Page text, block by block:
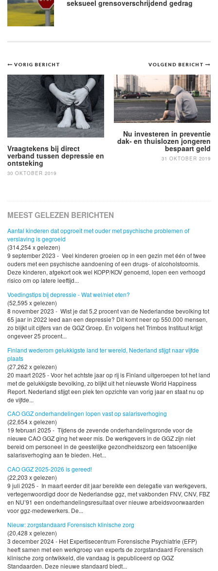
seksueel grensoverschrijdend gedrag
Bericht
navigatie
VOLGEND BERICHT
Nu investeren in preventie
dak- en thuislozen jongeren
bespaart geld
31 OKTOBER 2019
VORIG BERICHT
Vraagtekens bij direct
verband tussen depressie en
ontsteking
30 OKTOBER 2019
MEEST GELEZEN BERICHTEN
Aantal kinderen dat opgroeit met ouder met psychische problemen of
verslaving is gegroeid
(314,254 x gelezen)
9 september 2023 - Veel kinderen groeien op in een gezin met één of twee
ouders met een psychische aandoening of een drugs- of alcoholstoornis.
Deze kinderen, afgekort ook wel KOPP/KOV genoemd, lopen een verhoogd
risico om op latere leeftijd...
Voedingstips bij depressie - Wat wel/niet eten?
(52,595 x gelezen)
8 november 2023 - Wist je dat 5,2 procent van de Nederlandse bevolking tot
65 jaar in 2022 leed aan een depressie? Dit komt neer op 550.000 mensen,
zo blijkt uit cijfers van de GGZ Groep. En volgens het Trimbos Instituut krijgt
ongeveer 25 procent...
Finland wederom gelukkigste land ter wereld, Nederland stijgt naar vijfde
plaats
(27,262 x gelezen)
20 maart 2025 - Voor het achtste jaar op rij is Finland uitgeroepen tot het land
met de gelukkigste bevolking, zo blijkt uit het nieuwste World Happiness
Report. Nederland stijgt een plek ten opzichte van vorig jaar en staat nu op
de vijfde...
CAO GGZ onderhandelingen lopen vast op salarisverhoging
(22,654 x gelezen)
19 februari 2025 - Tijdens de zevende onderhandelingsronde voor de
nieuwe CAO GGZ ging het weer mis. De werkgevers in de GGZ zijn niet
bereid om personeel in de geestelijke gezondheidszorg een fatsoenlijke
salarisverhoging aan te bieden. Het...
CAO GGZ 2025-2026 is gereed!
(22,203 x gelezen)
9 juli 2025 - In maart eerder dit jaar bereikte een delegatie van werkgevers,
vertegenwoordigd door de Nederlandse ggz, met vakbonden FNV, CNV, FBZ
en NU’91 een onderhandelingsresultaat over nieuwe arbeidsvoorwaarden
voor ggz-medewerkers. De...
Nieuw: zorgstandaard Forensisch klinische zorg
(20,428 x gelezen)
3 december 2024 - Het Expertisecentrum Forensische Psychiatrie (EFP)
heeft samen met een werkgroep van experts de zorgstandaard Forensisch
klinische zorg ontwikkeld, die vandaag is gepubliceerd op GGZ
Standaarden. Deze nieuwe standaard biedt...